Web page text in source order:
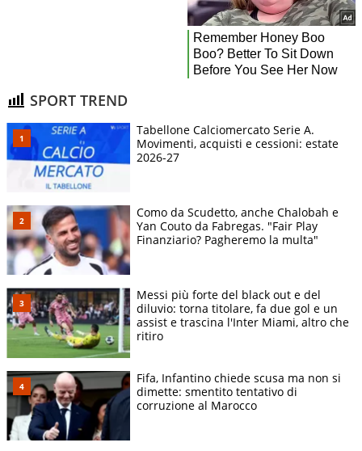
SPORT TREND
Tabellone Calciomercato Serie A.
Movimenti, acquisti e cessioni: estate
2026-27
Como da Scudetto, anche Chalobah e
Yan Couto da Fabregas. "Fair Play
Finanziario? Pagheremo la multa"
Messi più forte del black out e del
diluvio: torna titolare, fa due gol e un
assist e trascina l'Inter Miami, altro che
ritiro
Fifa, Infantino chiede scusa ma non si
dimette: smentito tentativo di
corruzione al Marocco